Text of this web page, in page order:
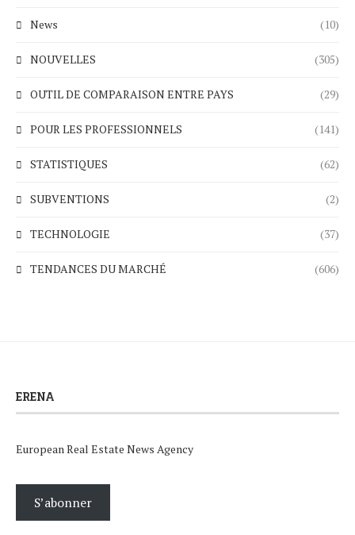
News (10)
NOUVELLES (305)
OUTIL DE COMPARAISON ENTRE PAYS (29)
POUR LES PROFESSIONNELS (141)
STATISTIQUES (62)
SUBVENTIONS (2)
TECHNOLOGIE (37)
TENDANCES DU MARCHÉ (606)
ERENA
European Real Estate News Agency
S’abonner